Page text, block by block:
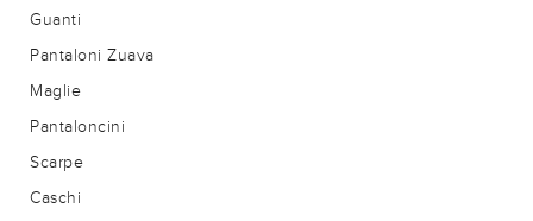
Guanti
Pantaloni Zuava
Maglie
Pantaloncini
Scarpe
Caschi